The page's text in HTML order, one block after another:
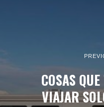
COSAS
VIAJAR